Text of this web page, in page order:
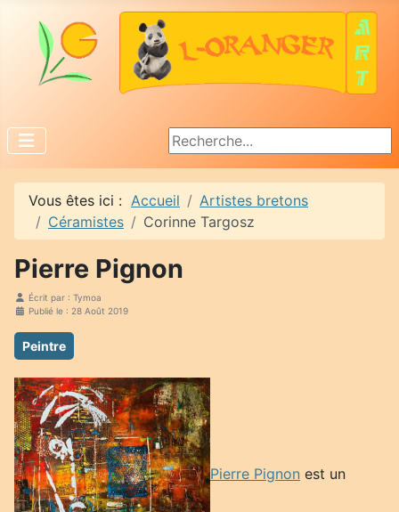
Rechercher
Vous êtes ici : Accueil
Artistes bretons
Céramistes
Corinne Targosz
Pierre Pignon
Écrit par : Tymoa
Publié le : 28 Août 2019
Peintre
Pierre Pignon est un